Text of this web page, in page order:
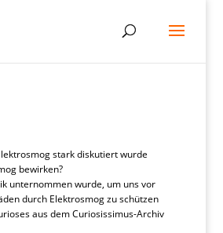
stark diskutiert wurde
bewirken?
unternommen wurde, um uns vor
durch Elektrosmog zu schützen
aus dem Curiosissimus-Archiv